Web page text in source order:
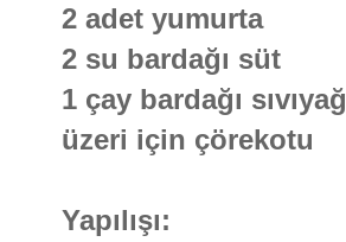
2 adet yumurta
2 su bardağı süt
1 çay bardağı sıvıyağ
üzeri için çörekotu
Yapılışı: